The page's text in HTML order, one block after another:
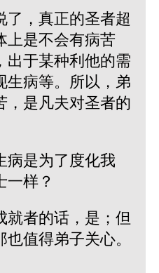
了，真正的圣者超
上是不会有病苦
出于某种利他的需
生病等。所以，弟
，是凡夫对圣者的
病是为了度化我
一样？
就者的话，是；但
值得弟子关心。